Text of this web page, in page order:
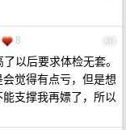
31
8
以后要求体检无套。
觉得有点亏，但是想
支撑我再嫖了，所以